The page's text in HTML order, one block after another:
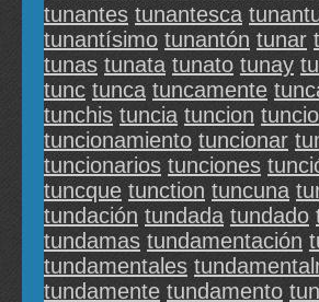
tunantes tunantesca
tunantísimo tunantón tunar
tunas tunata tunato tunay
tunc tunca tuncamente
tunchis tuncia tuncion
tuncionamiento tuncionar
tuncionarios tunciones
tuncque tunction tuncuna
tundación tundada tundado
tundamas tundamentación
tundamentales
tundamente tundamento